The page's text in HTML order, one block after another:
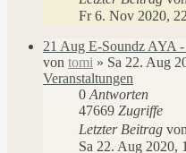
Fr 6. Nov 2020,
21 Aug E-Soundz AYA
von tomi » Sa 22. Aug
Veranstaltungen
0 Antworten
47669 Zugriffe
Letzter Beitrag von
Sa 22. Aug 2020,